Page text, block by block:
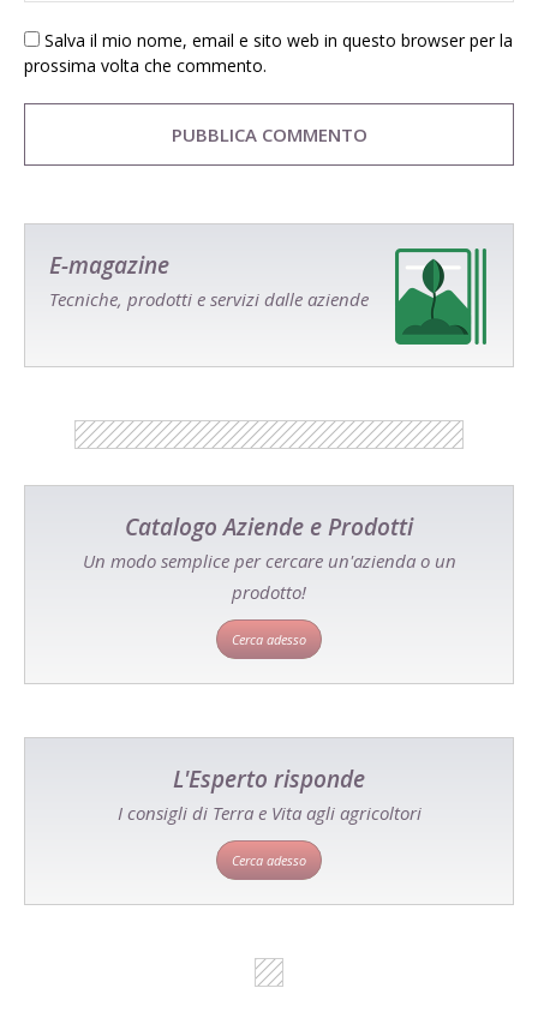
Salva il mio nome, email e sito web in questo browser per la
prossima volta che commento.
E-magazine
Tecniche, prodotti e servizi dalle aziende
Catalogo Aziende e Prodotti
Un modo semplice per cercare un'azienda o un
prodotto!
Cerca adesso
L'Esperto risponde
I consigli di Terra e Vita agli agricoltori
Cerca adesso